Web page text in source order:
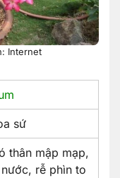
Internet
sứ
thân mập mạp,
rễ phìn to